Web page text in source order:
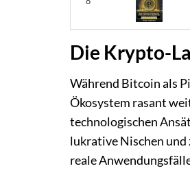
Die Krypto-
Während Bitcoin als
Ökosystem rasant
technologischen
lukrative Nischen und
reale